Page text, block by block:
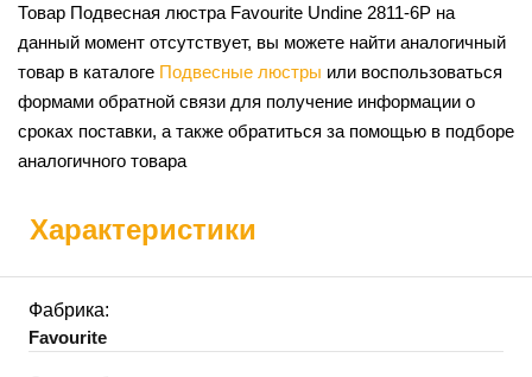
Товар Подвесная люстра Favourite Undine 2811-6P на
данный момент отсутствует, вы можете найти аналогичный
товар в каталоге Подвесные люстры или воспользоваться
формами обратной связи для получение информации о
сроках поставки, а также обратиться за помощью в подборе
аналогичного товара
Характеристики
Фабрика:
Favourite